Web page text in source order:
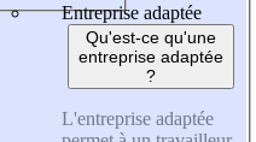
Entreprise adaptée
Qu'est-ce qu'une
entreprise adaptée
?
L'entreprise adaptée